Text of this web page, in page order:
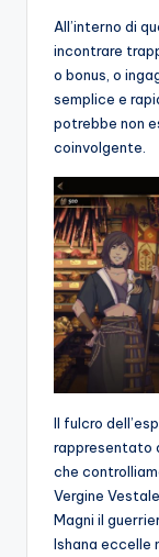
All’interno di
incontrare
o bonus, o
semplice e
potrebbe non
coinvolgente.
Il fulcro
rappresentato
che
Vergine
Magni il
Ishana eccelle